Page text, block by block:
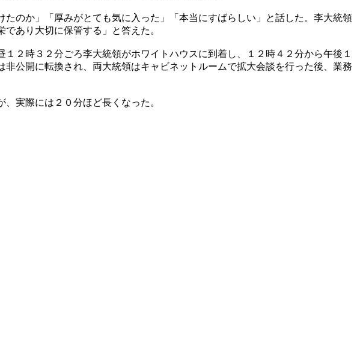
のか」「厚みがとても気に入った」「本当にすばらしい」と話した。李大統領
あり大切に保管する」と答えた。
２時３２分ごろ李大統領がホワイトハウスに到着し、１２時４２分から午後１
公開に転換され、両大統領はキャビネットルームで拡大会談を行った後、業務
実際には２０分ほど長くなった。